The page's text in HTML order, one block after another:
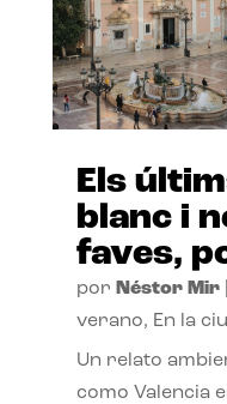
Els
blanc i
faves,
por Néstor Mir|
verano, En la
Un relato
como Valencia